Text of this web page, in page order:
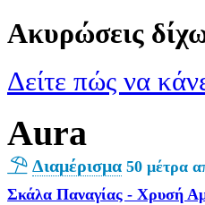
Ακυρώσεις
Δείτε πώς να
Aura
Διαμέρισμα 50 μέτρα
Σκάλα Παναγίας - Χρυσή